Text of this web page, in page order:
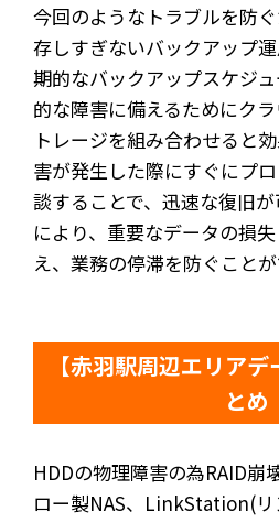
今回のようなトラブルを防
存しすぎないバックアップ
期的なバックアップスケジ
的な障害に備えるためにク
トレージを組み合わせると
害が発生した際にすぐにプ
談することで、迅速な復旧
により、重要なデータの損
え、業務の停滞を防ぐことが
【赤羽駅周辺エリア
とめ
HDDの物理障害の為RAID崩
ロー製NAS、LinkStation(